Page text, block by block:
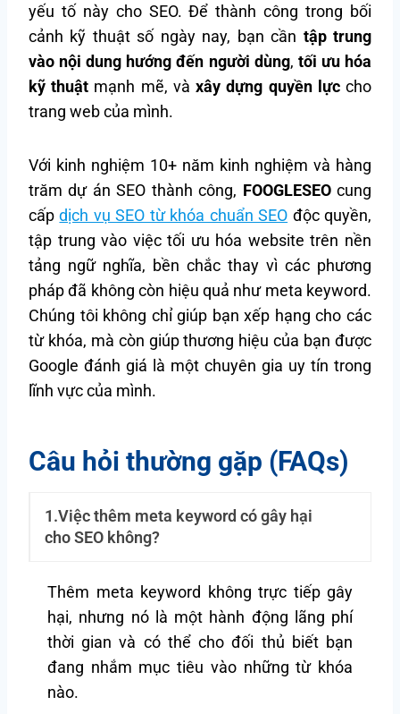
yếu tố này cho SEO. Để thành công trong bối
cảnh kỹ thuật số ngày nay, bạn cần tập trung
vào nội dung hướng đến người dùng, tối ưu hóa
kỹ thuật mạnh mẽ, vàxây dựng quyền lựccho
trang web của mình.
Với kinh nghiệm 10+ năm kinh nghiệm và hàng
trăm dự án SEO thành công, FOOGLESEOcung
cấpdịch vụ SEO từ khóa chuẩn SEO độc quyền,
tập trung vào việc tối ưu hóa website trên nền
tảng ngữ nghĩa, bền chắc thay vì các phương
pháp đã không còn hiệu quả như meta keyword.
Chúng tôi không chỉ giúp bạn xếp hạng cho các
từ khóa, mà còn giúp thương hiệu của bạn được
Google đánh giá là một chuyên gia uy tín trong
lĩnh vực của mình.
Câu hỏi thường gặp (FAQs)
1.Việc thêm meta keyword có gây hại
cho SEO không?
Thêm meta keyword không trực tiếp gây
hại, nhưng nó là một hành động lãng phí
thời gian và có thể cho đối thủ biết bạn
đang nhắm mục tiêu vào những từ khóa
nào.